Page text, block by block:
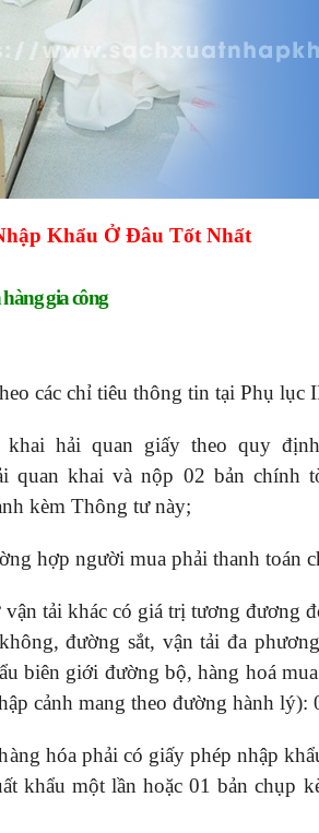
Khẩu Ở Đâu Tốt Nhất
gia công
các chỉ tiêu thông tin tại Phụ lục
khai hải quan giấy theo quy
quan khai và nộp 02 bản chính
kèm Thông tư này;
hợp người mua phải thanh toán
tải khác có giá trị tương đương
đường sắt, vận tải đa
biên giới đường bộ, hàng hoá
cảnh mang theo đường hành lý):
hóa phải có giấy phép nhập
khẩu một lần hoặc 01 bản chụp